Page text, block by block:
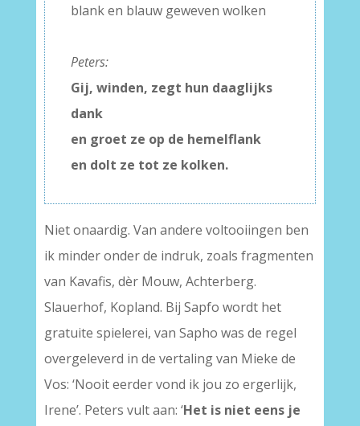
blank en blauw geweven wolken
Peters:
Gij, winden, zegt hun daaglijks
dank
en groet ze op de hemelflank
en dolt ze tot ze kolken.
Niet onaardig. Van andere voltooiingen ben
ik minder onder de indruk, zoals fragmenten
van Kavafis, dèr Mouw, Achterberg.
Slauerhof, Kopland. Bij Sapfo wordt het
gratuite spielerei, van Sapho was de regel
overgeleverd in de vertaling van Mieke de
Vos: ‘Nooit eerder vond ik jou zo ergerlijk,
Irene’. Peters vult aan: ‘Het is niet eens je